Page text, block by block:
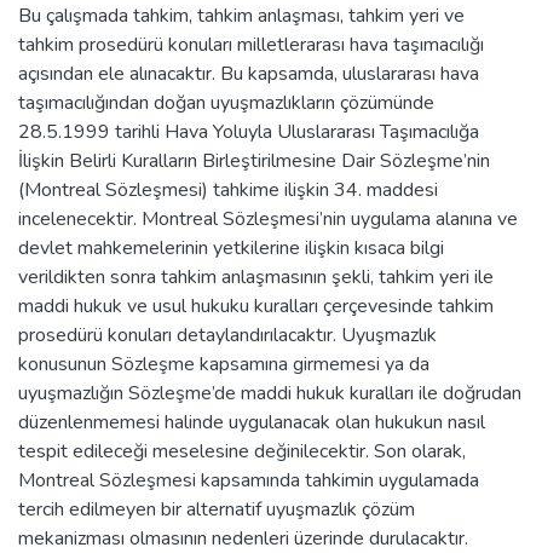
Bu çalışmada tahkim, tahkim anlaşması, tahkim yeri ve
tahkim prosedürü konuları milletlerarası hava taşımacılığı
açısından ele alınacaktır. Bu kapsamda, uluslararası hava
taşımacılığından doğan uyuşmazlıkların çözümünde
28.5.1999 tarihli Hava Yoluyla Uluslararası Taşımacılığa
İlişkin Belirli Kuralların Birleştirilmesine Dair Sözleşme’nin
(Montreal Sözleşmesi) tahkime ilişkin 34. maddesi
incelenecektir. Montreal Sözleşmesi’nin uygulama alanına ve
devlet mahkemelerinin yetkilerine ilişkin kısaca bilgi
verildikten sonra tahkim anlaşmasının şekli, tahkim yeri ile
maddi hukuk ve usul hukuku kuralları çerçevesinde tahkim
prosedürü konuları detaylandırılacaktır. Uyuşmazlık
konusunun Sözleşme kapsamına girmemesi ya da
uyuşmazlığın Sözleşme’de maddi hukuk kuralları ile doğrudan
düzenlenmemesi halinde uygulanacak olan hukukun nasıl
tespit edileceği meselesine değinilecektir. Son olarak,
Montreal Sözleşmesi kapsamında tahkimin uygulamada
tercih edilmeyen bir alternatif uyuşmazlık çözüm
mekanizması olmasının nedenleri üzerinde durulacaktır.